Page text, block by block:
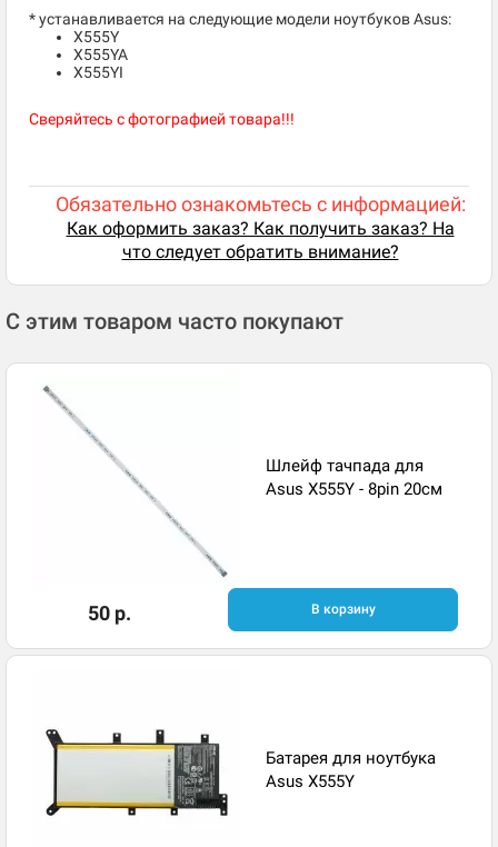
* устанавливается на следующие модели ноутбуков Asus:
X555Y
X555YA
X555YI
Сверяйтесь с фотографией товара!!!
Обязательно ознакомьтесь с информацией:
Как оформить заказ? Как получить заказ? На
что следует обратить внимание?
С этим товаром часто покупают
Шлейф тачпада для
Asus X555Y - 8pin 20см
50 р. В корзину
Батарея для ноутбука
Asus X555Y